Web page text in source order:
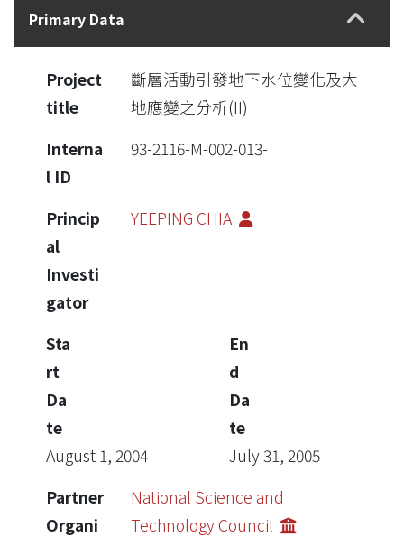
Primary Data
Project
title
斷層活動引發地下水位變化及大
地應變之分析(II)
Interna
l ID
93-2116-M-002-013-
Princip
al
Investi
gator
YEEPING CHIA
Sta
rt
Da
te
August 1, 2004
En
d
Da
te
July 31, 2005
Partner
Organi
National Science and
Technology Council